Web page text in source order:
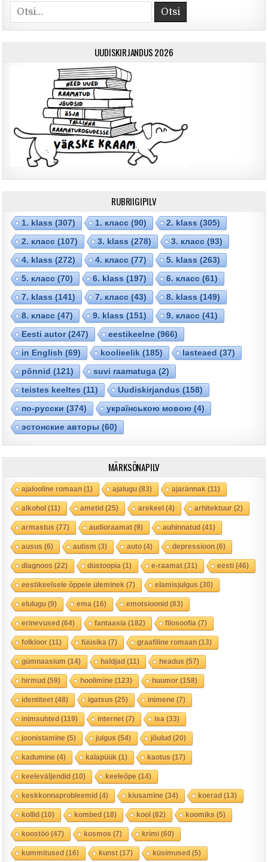
Otsi
UUDISKIRJANDUS 2026
RUBRIIGIPILV
1. klass (307) 1. класс (90) 2. klass (305)
2. класс (107) 3. klass (278) 3. класс (93)
4. klass (272) 4. класс (77) 5. klass (263)
5. класс (70) 6. klass (197) 6. класс (61)
7. klass (141) 7. класс (43) 8. klass (149)
8. класс (47) 9. klass (151) 9. класс (41)
Eesti autor(247) eestikeelne (966)
in English (69) koolieelik (185) lasteaed (37)
põnnid (121) suvi raamatuga (2)
teistes keeltes (11) Uudiskirjandus (158)
по-русски (374) українською мовою (4)
эстонские авторы (60)
MÄRKSÕNAPILV
ajalooline romaan(1) ajalugu(83) ajarännak (11)
alkohol(11) ametid(25) arekeel(4) arhitektuur(2)
armastus (77) audioraamat(9) auhinnatud(41)
ausus (6) autism (3) auto(4) depressioon(6)
diagnoos (22) düstoopia (1) e-raamat(31) eesti(46)
eestikeelsele õppele üleminek (7) elamisjulgus (30)
elulugu(9) ema (16) emotsioonid(83)
erinevused(64) fantaasia (182) filosoofia (7)
folkloor(11) füüsika (7) graafiline romaan(13)
gümnaasium (14) haldjad(11) headus (57)
hirmud(59) hoolimine (123) huumor(158)
identiteet(48) igatsus (25) inimene (7)
inimsuhted(119) internet(7) isa (33)
joonistamine (5) julgus (54) jõulud(20)
kadumine (4) kalapüük (1) kaotus (17)
keeleväljendid(10) keeleõpe (14)
keskkonnaprobleemid(4) kiusamine (34) koerad(13)
kollid(10) kombed(18) kool(82) koomiks (5)
koostöö(47) kosmos (7) krimi(60)
kummitused(16) kunst(17) küsimused(5)